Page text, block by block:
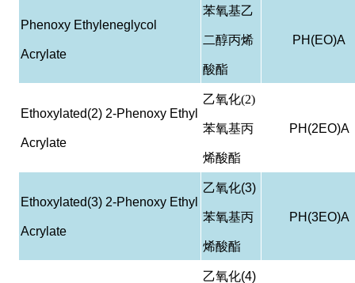
Phenoxy Ethyleneglycol
Acrylate
苯氧基乙
二醇丙烯
酸酯
PH(EO)A
Ethoxylated(2) 2-Phenoxy Ethyl
Acrylate
乙氧化(2)
苯氧基丙
烯酸酯
PH(2EO)A
Ethoxylated(3) 2-Phenoxy Ethyl
Acrylate
乙氧化(3)
苯氧基丙
烯酸酯
PH(3EO)A
乙氧化(4)